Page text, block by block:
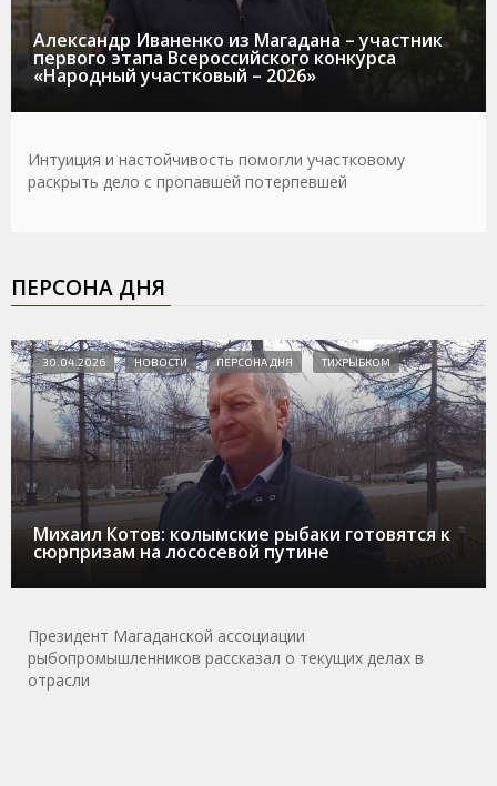
Александр Иваненко из Магадана – участник
первого этапа Всероссийского конкурса
«Народный участковый – 2026»
Интуиция и настойчивость помогли участковому
раскрыть дело с пропавшей потерпевшей
ПЕРСОНА ДНЯ
Михаил Котов: колымские рыбаки готовятся к
сюрпризам на лососевой путине
30.04.2026 НОВОСТИ ПЕРСОНА ДНЯ ТИХРЫБКОМ
Президент Магаданской ассоциации
рыбопромышленников рассказал о текущих делах в
отрасли